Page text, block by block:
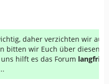
daher verzichten wir auf
bitten wir Euch über diesen
hilft es das Forum